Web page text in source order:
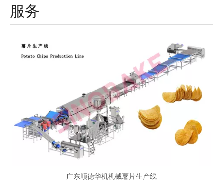
服务
广东顺德华机机械薯片生产线